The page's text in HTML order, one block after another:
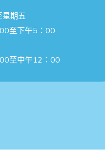
星期五
至下午5：00
至中午12：00